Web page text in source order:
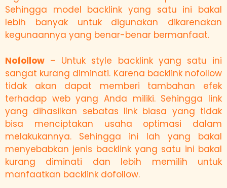
Sehingga model backlink yang satu ini bakal
lebih banyak untuk digunakan dikarenakan
kegunaannya yang benar-benar bermanfaat.
Nofollow – Untuk style backlink yang satu ini
sangat kurang diminati. Karena backlink nofollow
tidak akan dapat memberi tambahan efek
terhadap web yang Anda miliki. Sehingga link
yang dihasilkan sebatas link biasa yang tidak
bisa menciptakan usaha optimasi dalam
melakukannya. Sehingga ini lah yang bakal
menyebabkan jenis backlink yang satu ini bakal
kurang diminati dan lebih memilih untuk
manfaatkan backlink dofollow.